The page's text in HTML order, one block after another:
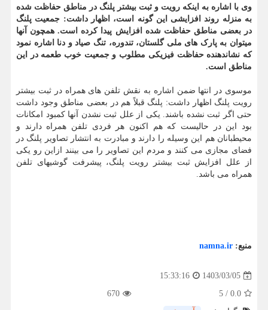
وی با اشاره به اینکه رویت و ثبت بیشتر پلنگ در مناطق حفاظت شده
به منزله روند افزایشی این گونه است، اظهار داشت: جمعیت پلنگ
در بعضی مناطق حفاظت شده افزایش پیدا کرده است. همچون آنها
میتوان به پارک های ملی گلستان، تندوره، تنگ صیاد و دنا اشاره نمود
که نشاندهنده حفاظت فیزیکی مطلوب و جمعیت خوب طعمه در این
مناطق است.
موسوی در انتها ضمن اشاره به نقش تلفن های همراه در ثبت بیشتر
رویت پلنگ اظهار داشت: پلنگ قبلاً هم در بعضی مناطق وجود داشت
حتی اگر ثبت نشده باشند. یکی از علل ثبت نشدن آنها کمبود امکانات
بود این در حالیست که هم اکنون هر فردی تلفن همراه دارند و
محیطبانان هم این وسیله را دارند و مبادرت به انتشار تصاویر پلنگ در
فضای مجازی می کنند و مردم این تصاویر را می بینند ازاین رو یکی
از علل افزایش ثبت بیشتر رویت پلنگ، پیشرفت گوشیهای تلفن
همراه می باشد.
منبع: namna.ir
1403/03/05
15:33:16
0.0
/
5
670